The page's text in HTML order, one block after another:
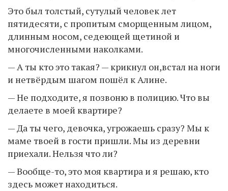
Это был толстый, сутулый человек лет
пятидесяти, с пропитым сморщенным лицом,
длинным носом, седеющей щетиной и
многочисленными наколками.
— А ты кто это такая? — крикнул он,встал на ноги
и нетвёрдым шагом пошёл к Алине.
— Не подходите, я позвоню в полицию. Что вы
делаете в моей квартире?
— Да ты чего, девочка, угрожаешь сразу? Мы к
маме твоей в гости пришли. Мы из деревни
приехали. Нельзя что ли?
— Вообще-то, это моя квартира и я решаю, кто
здесь может находиться.